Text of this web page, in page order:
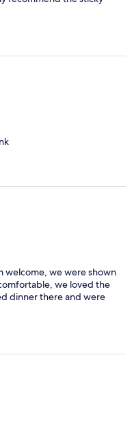
welcome, we were shown
we loved the
dinner there and were